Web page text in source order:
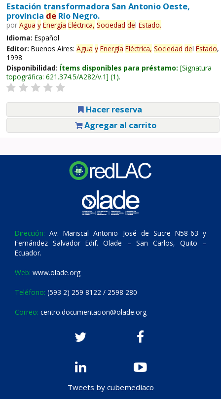
Estación transformadora San Antonio Oeste,
provincia deRío Negro.
por Agua y Energía Eléctrica, Sociedad del Estado.
Idioma: Español
Editor: Buenos Aires: Agua y Energía Eléctrica, Sociedad del Estado,
1998
Disponibilidad: Ítems disponibles para préstamo: Signatura
topográfica: 621.374.5/A282/v.1 (1).
Hacer reserva
Agregar al carrito
Dirección: Av. Mariscal Antonio José de Sucre N58-63 y
Fernández Salvador Edif. Olade – San Carlos, Quito –
Ecuador.
Web: www.olade.org
Teléfono: (593 2) 259 8122 / 2598 280
Correo: centro.documentacion@olade.org
Tweets by cubemediaco